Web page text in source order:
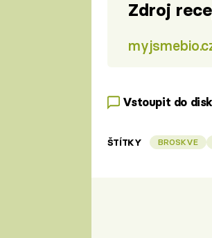
Zdroj
Vstoupit do
ŠTÍTKY BROSKVE